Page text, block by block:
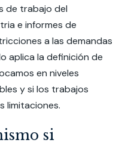
de trabajo del
e informes de
a las demandas
aplica la definición de
en niveles
y si los trabajos
limitaciones.
si